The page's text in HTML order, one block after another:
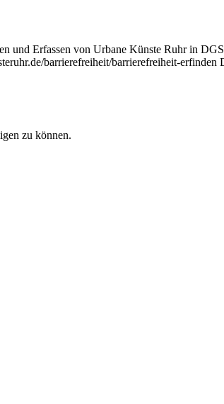
und Erfassen von Urbane Künste Ruhr in
barrierefreiheit/barrierefreiheit-
zu können.